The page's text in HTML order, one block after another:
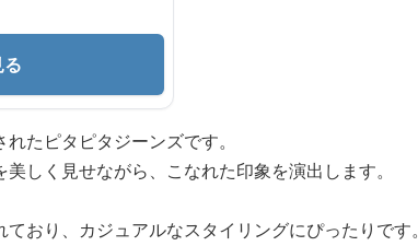
たピタピタジーンズです。
しく見せながら、こなれた印象を演出します。
おり、カジュアルなスタイリングにぴったりです。